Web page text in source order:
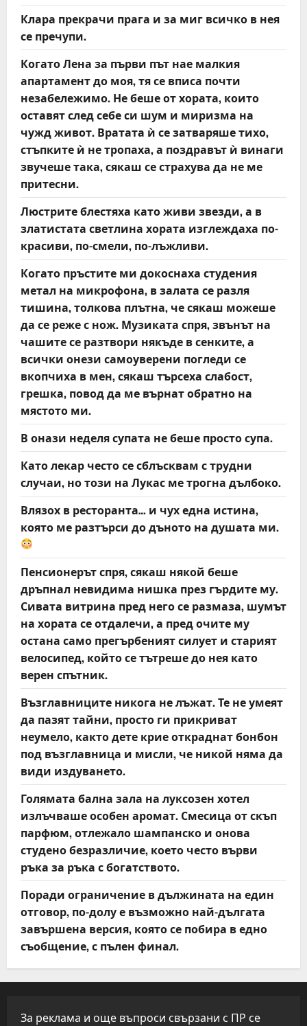
Клара прекрачи прага и за миг всичко в нея
се пречупи.
Когато Лена за първи път нае малкия
апартамент до моя, тя се вписа почти
незабележимо. Не беше от хората, които
оставят след себе си шум и миризма на
чужд живот. Вратата ѝ се затваряше тихо,
стъпките ѝ не тропаха, а поздравът ѝ винаги
звучеше така, сякаш се страхува да не ме
притесни.
Люстрите блестяха като живи звезди, а в
златистата светлина хората изглеждаха по-
красиви, по-смели, по-лъжливи.
Когато пръстите ми докоснаха студения
метал на микрофона, в залата се разля
тишина, толкова плътна, че сякаш можеше
да се реже с нож. Музиката спря, звънът на
чашите се разтвори някъде в сенките, а
всички онези самоуверени погледи се
вкопчиха в мен, сякаш търсеха слабост,
грешка, повод да ме върнат обратно на
мястото ми.
В онази неделя супата не беше просто супа.
Като лекар често се сблъсквам с трудни
случаи, но този на Лукас ме трогна дълбоко.
Влязох в ресторанта… и чух една истина,
която ме разтърси до дъното на душата ми.
Пенсионерът спря, сякаш някой беше
дръпнал невидима нишка през гърдите му.
Сивата витрина пред него се размаза, шумът
на хората се отдалечи, а пред очите му
остана само прегърбеният силует и старият
велосипед, който се тътреше до нея като
верен спътник.
Възглавниците никога не лъжат. Те не умеят
да пазят тайни, просто ги прикриват
неумело, както дете крие откраднат бонбон
под възглавница и мисли, че никой няма да
види издуването.
Голямата бална зала на луксозен хотел
излъчваше особен аромат. Смесица от скъп
парфюм, отлежало шампанско и онова
студено безразличие, което често върви
ръка за ръка с богатството.
Поради ограничение в дължината на един
отговор, по-долу е възможно най-дългата
завършена версия, която се побира в едно
съобщение, с пълен финал.
За реклама и още въпроси свързани с ПР се